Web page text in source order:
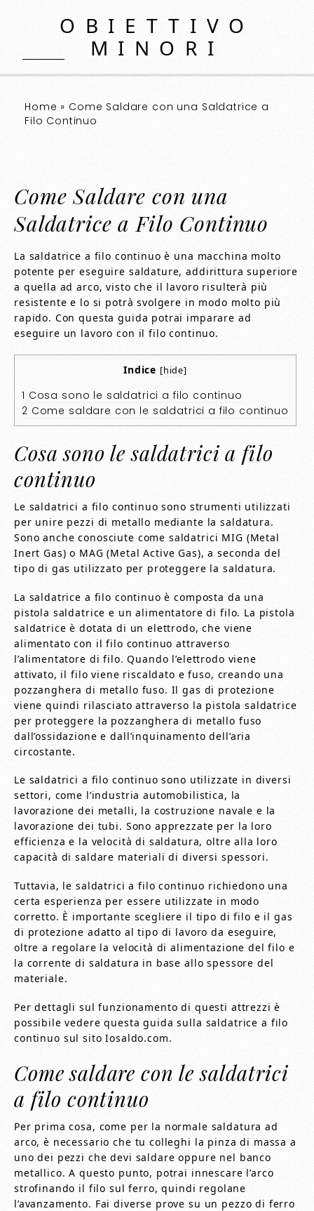
OBIETTIVO
MINORI
Home » Come Saldare con una Saldatrice a
Filo Continuo
Come Saldare con una
Saldatrice a Filo Continuo
La saldatrice a filo continuo è una macchina molto
potente per eseguire saldature, addirittura superiore
a quella ad arco, visto che il lavoro risulterà più
resistente e lo si potrà svolgere in modo molto più
rapido. Con questa guida potrai imparare ad
eseguire un lavoro con il filo continuo.
Indice [hide]
1 Cosa sono le saldatrici a filo continuo
2 Come saldare con le saldatrici a filo continuo
Cosa sono le saldatrici a filo
continuo
Le saldatrici a filo continuo sono strumenti utilizzati
per unire pezzi di metallo mediante la saldatura.
Sono anche conosciute come saldatrici MIG (Metal
Inert Gas) o MAG (Metal Active Gas), a seconda del
tipo di gas utilizzato per proteggere la saldatura.
La saldatrice a filo continuo è composta da una
pistola saldatrice e un alimentatore di filo. La pistola
saldatrice è dotata di un elettrodo, che viene
alimentato con il filo continuo attraverso
l’alimentatore di filo. Quando l’elettrodo viene
attivato, il filo viene riscaldato e fuso, creando una
pozzanghera di metallo fuso. Il gas di protezione
viene quindi rilasciato attraverso la pistola saldatrice
per proteggere la pozzanghera di metallo fuso
dall’ossidazione e dall’inquinamento dell’aria
circostante.
Le saldatrici a filo continuo sono utilizzate in diversi
settori, come l’industria automobilistica, la
lavorazione dei metalli, la costruzione navale e la
lavorazione dei tubi. Sono apprezzate per la loro
efficienza e la velocità di saldatura, oltre alla loro
capacità di saldare materiali di diversi spessori.
Tuttavia, le saldatrici a filo continuo richiedono una
certa esperienza per essere utilizzate in modo
corretto. È importante scegliere il tipo di filo e il gas
di protezione adatto al tipo di lavoro da eseguire,
oltre a regolare la velocità di alimentazione del filo e
la corrente di saldatura in base allo spessore del
materiale.
Per dettagli sul funzionamento di questi attrezzi è
possibile vedere questa guida sulla saldatrice a filo
continuo sul sitoIosaldo.com.
Come saldare con le saldatrici
a filo continuo
Per prima cosa, come per la normale saldatura ad
arco, è necessario che tu colleghi la pinza di massa a
uno dei pezzi che devi saldare oppure nel banco
metallico. A questo punto, potrai innescare l’arco
strofinando il filo sul ferro, quindi regolane
l’avanzamento. Fai diverse prove su un pezzo di ferro